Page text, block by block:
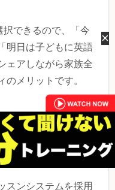
択できるので、「今
明日は子どもに英語
ェアしながら家族全
のメリットです。
」や「Skype」とい
を行いますが、設定
易度が高いもの。
スンシステムを採用
×